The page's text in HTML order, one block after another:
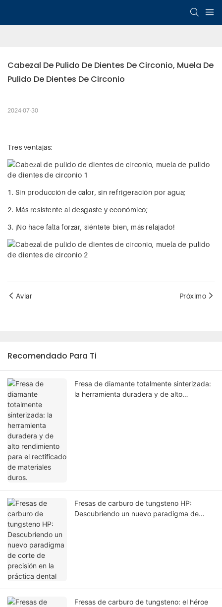
Cabezal De Pulido De Dientes De Circonio, Muela De
Pulido De Dientes De Circonio
2024-07-30
Tres ventajas:
1. Sin producción de calor, sin refrigeración por agua;
2. Más resistente al desgaste y económico;
3. ¡No hace falta forzar, siéntete bien, más relajado!
Aviar Próximo
Recomendado Para Ti
Fresa de diamante totalmente sinterizada:
la herramienta duradera y de alto
Fresas de carburo de tungsteno HP:
Descubriendo un nuevo paradigma de
Fresas de carburo de tungsteno: el héroe